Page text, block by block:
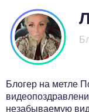
Блогер на метле
незабываемую